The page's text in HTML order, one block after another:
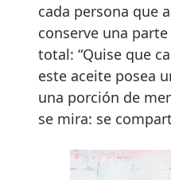
cada persona que
conserve una
total: “Quise que
este aceite posea
una porción de
se mira: se